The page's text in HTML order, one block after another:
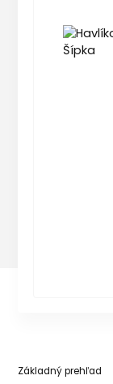
Základný prehľad